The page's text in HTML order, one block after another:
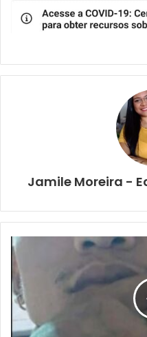
Jamile Moreira -